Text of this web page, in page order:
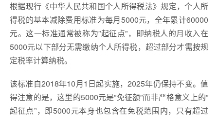
根据现行《中华人民共和国个人所得税法》规定，个人所
得税的基本减除费用标准为每月5000元，全年累计60000
元。这一标准通常被称为”起征点”，即纳税人的月收入在
5000元以下部分无需缴纳个人所得税，超过部分才需按规
定税率计算纳税。
该标准自2018年10月1日起实施，2025年仍保持不变。值
得注意的是，这里的5000元是”免征额”而非严格意义上的”
起征点”，即5000元本身也包含在免税范围内，只有超过